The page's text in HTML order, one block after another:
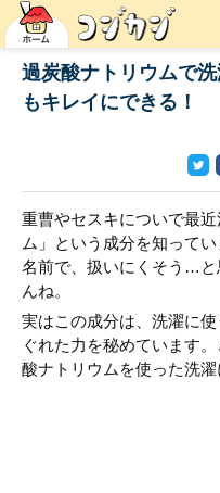
過炭酸ナトリウムで
もキレイにできる！
重曹やセスキについで最
ム」という成分を知って
名前で、扱いにくそう…
んね。
実はこの成分は、洗濯に
ぐれた力を秘めています
酸ナトリウムを使った洗